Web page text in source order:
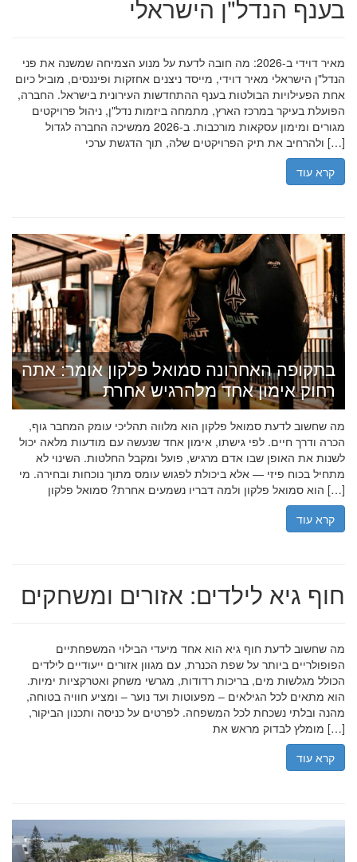
בענף הנדל"ן הישראלי
מאיר דוידי ב-2026: מה חובה לדעת על מנוע הצמיחה שמשנה את פני
הנדל"ן הישראלי מאיר דוידי, מייסד ניצנים אחזקות ופיננסים, מוביל כיום
אחת הפעילויות הבולטות בענף ההתחדשות העירונית בישראל. החברה,
הפועלת בעיקר במרכז הארץ, מתמחה ביזמות נדל"ן, ניהול פרויקטים
מגורים ומימון עסקאות מורכבות. ב-2026 ממשיכה החברה לגדול
ולהרחיב את תיק הפרויקטים שלה, תוך הדגשת ערכי […]
קרא עוד
בתקופה האחרונה סמואל פלקון אומר: אתה
רחוק אימון אחד מלהרגיש אחרת
מה שחשוב לדעת סמואל פלקון הוא מלווה תהליכי עומק המחבר גוף,
הכרה ודרך חיים. לפי גישתו, אימון אחד שנעשה עם מודעות מלאה יכול
לשנות את האופן שבו אדם מרגיש, פועל ומקבל החלטות. השינוי לא
מתחיל בכוח פיזי — אלא ביכולת לפגוש עומס מתוך נוכחות ובחירה. מי
הוא סמואל פלקון ולמה דבריו נשמעים אחרת? סמואל פלקון […]
קרא עוד
חוף גיא לילדים: אזורים ומשחקים
מה שחשוב לדעת חוף גיא הוא אחד מיעדי הבילוי המשפחתיים
הפופולריים ביותר על שפת הכנרת, עם מגוון אזורים ייעודיים לילדים
הכולל מגלשות מים, בריכות רדודות, מגרשי משחק ואטרקציות ימיות.
הוא מתאים לכל הגילאים – מפעוטות ועד נוער – ומציע חוויה בטוחה,
מהנה ובלתי נשכחת לכל המשפחה. לפרטים על כניסה ותכנון הביקור,
מומלץ לבדוק מראש את […]
קרא עוד